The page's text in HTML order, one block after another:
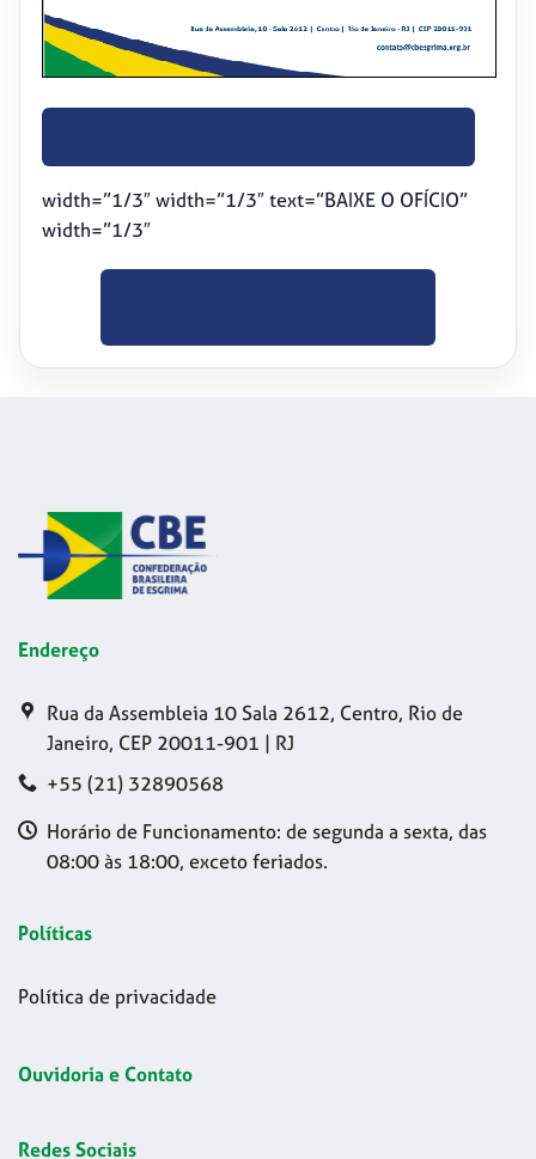
width=”1/3″ width=”1/3″ text=”BAIXE O OFÍCIO”
width=”1/3″
Endereço
Rua da Assembleia 10 Sala 2612, Centro, Rio de
Janeiro, CEP 20011-901 | RJ
+55 (21) 32890568
Horário de Funcionamento: de segunda a sexta, das
08:00 às 18:00, exceto feriados.
Políticas
Política de privacidade
Ouvidoria e Contato
Redes Sociais